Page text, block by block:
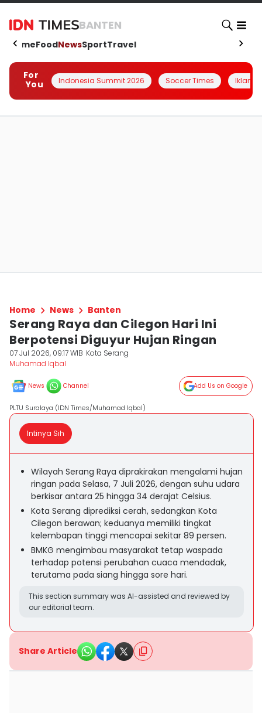
BANTEN
HomeFoodNewsSportTravel
For
You
Indonesia Summit 2026 Soccer Times Iklanin
Home News Banten
Serang Raya dan Cilegon Hari Ini
Berpotensi Diguyur Hujan Ringan
07 Jul 2026, 09:17 WIB Kota Serang
Muhamad Iqbal
News Channel Add Us on Google
PLTU Suralaya (IDN Times/Muhamad Iqbal)
Intinya Sih
Wilayah Serang Raya diprakirakan mengalami hujan
ringan pada Selasa, 7 Juli 2026, dengan suhu udara
berkisar antara 25 hingga 34 derajat Celsius.
Kota Serang diprediksi cerah, sedangkan Kota
Cilegon berawan; keduanya memiliki tingkat
kelembapan tinggi mencapai sekitar 89 persen.
BMKG mengimbau masyarakat tetap waspada
terhadap potensi perubahan cuaca mendadak,
terutama pada siang hingga sore hari.
This section summary was AI-assisted and reviewed by
our editorial team.
Share Article